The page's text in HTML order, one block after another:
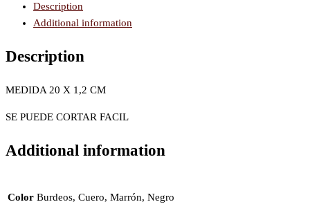
Description
Additional information
Description
MEDIDA 20 X 1,2 CM
SE PUEDE CORTAR FACIL
Additional information
Color Burdeos, Cuero, Marrón, Negro